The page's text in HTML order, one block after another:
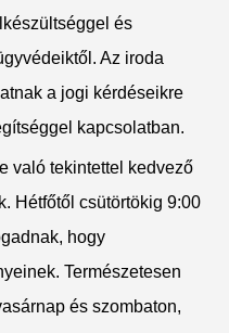
és
Az iroda
a jogi kérdéseikre
kapcsolatban.
való tekintettel kedvező
Hétfőtől csütörtökig 9:00
hogy
Természetesen
és szombaton,